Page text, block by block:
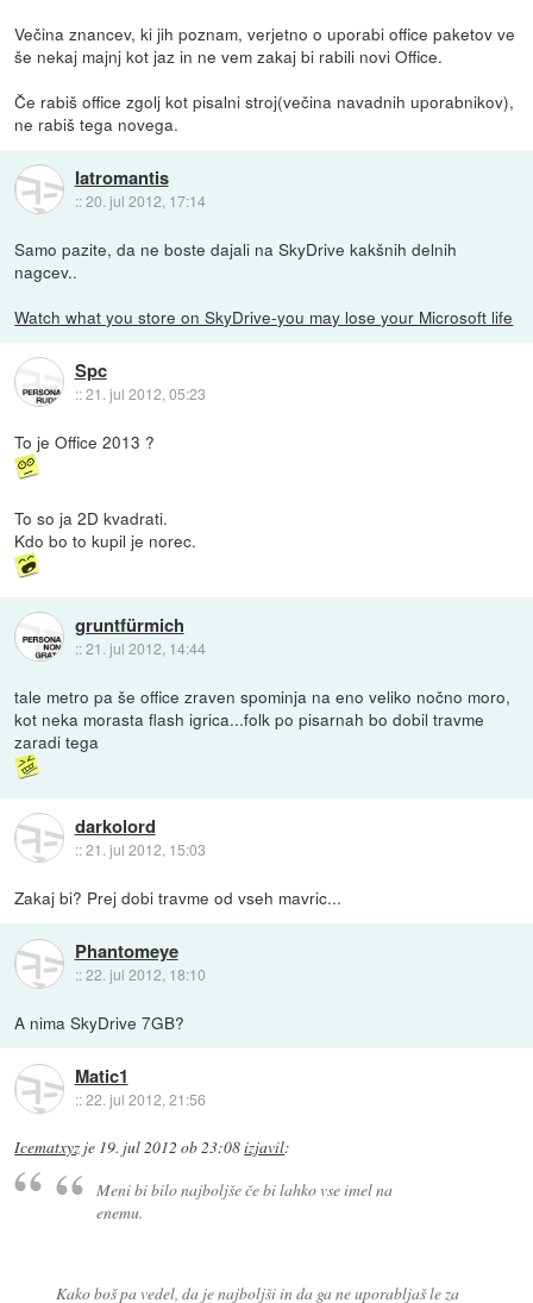
Večina znancev, ki jih poznam, verjetno o uporabi office paketov ve
še nekaj majnj kot jaz in ne vem zakaj bi rabili novi Office.
Če rabiš office zgolj kot pisalni stroj(večina navadnih uporabnikov),
ne rabiš tega novega.
Iatromantis
::20. jul 2012, 17:14
Samo pazite, da ne boste dajali na SkyDrive kakšnih delnih
nagcev..
Watch what you store on SkyDrive-you may lose your Microsoft life
Spc
::21. jul 2012, 05:23
To je Office 2013 ?
To so ja 2D kvadrati.
Kdo bo to kupil je norec.
gruntfürmich
::21. jul 2012, 14:44
tale metro pa še office zraven spominja na eno veliko nočno moro,
kot neka morasta flash igrica...folk po pisarnah bo dobil travme
zaradi tega
darkolord
::21. jul 2012, 15:03
Zakaj bi? Prej dobi travme od vseh mavric...
Phantomeye
::22. jul 2012, 18:10
A nima SkyDrive 7GB?
Matic1
::22. jul 2012, 21:56
Icematxyz je 19. jul 2012 ob 23:08izjavil:
Meni bi bilo najboljše če bi lahko vse imel na
enemu.
Kako boš pa vedel, da je najboljši in da ga ne uporabljaš le za